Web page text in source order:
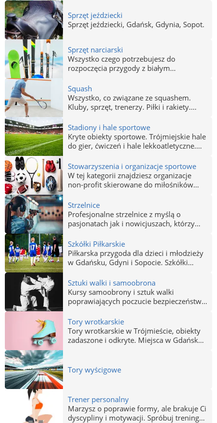
Sprzęt jeździecki
Sprzęt jeździecki, Gdańsk, Gdynia, Sopot.
Sprzęt narciarski
Wszystko czego potrzebujesz do
rozpoczęcia przygody z białym
akcesoria, nowe i używane, sprzedaż i
wypożyczalnie, słowem kompletna oferta
dla narciarzy w Gdańsku, Gdyni i Sopocie.
Squash
Wszystko, co związane ze squashem.
Kluby, sprzęt, trenerzy. Piłki i rakiety.
Stadiony i hale sportowe
Kryte obiekty sportowe. Trójmiejskie hale
do gier, ćwiczeń i hale lekkoatletyczne.
Stowarzyszenia i organizacje sportowe
W tej kategorii znajdziesz organizacje
non-profit skierowane do miłośników
Stowarzyszenia zrzeszające pasjonatów
aktywności fizycznej skierowane na
popularyzację różnych dyscyplin
sportowych. Związki sportowe, których
celem jest integracja fanów jednej
dziedziny sportowej w Gdańsku, Gdyni i
w Sopocie.
Strzelnice
Profesjonalne strzelnice z myślą o
pasjonatach jak i nowicjuszach, którzy
zaczynają. Broń różnego kalibru,
instruktorzy, tarcze strzeleckie. Strzelnica
w Gdańsku, Gdyni i Sopocie.
Szkółki Piłkarskie
Piłkarska przygoda dla dzieci i młodzieży
w Gdańsku, Gdyni i Sopocie. Szkółki
młodzieży o różnym stopniu
zaawansowania. Dołącz do młodzików
Lechii Gdańsk i Arki Gdynia, lub
rozpocznij treningi w jednym z
prywatnych ośrodków w Trójmieście.
Sztuki walki i samoobrona
Kursy samoobrony i sztuk walki
poprawiających poczucie bezpieczeństwa.
samoobrony.
Tory wrotkarskie
Tory wrotkarskie w Trójmieście, obiekty
zadaszone i odkryte. Miejsca w Gdańsku,
wrotkach i rolkach. Dostosowana do
potrzeb rolkarzy nawierzchnia i
rekreacji.
Tory wyścigowe
Trener personalny
Marzysz o poprawie formy, ale brakuje Ci
dyscypliny i motywacji. Spróbuj treningu